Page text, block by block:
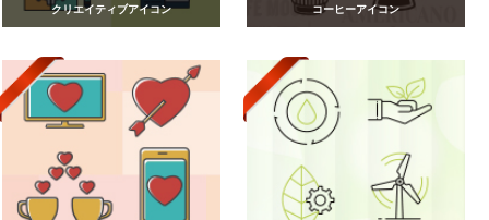
クリエイティブアイコン コーヒーアイコン